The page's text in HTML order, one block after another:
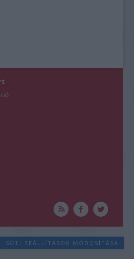
SÜTI BEÁLLÍTÁSOK MÓDOSÍTÁSA